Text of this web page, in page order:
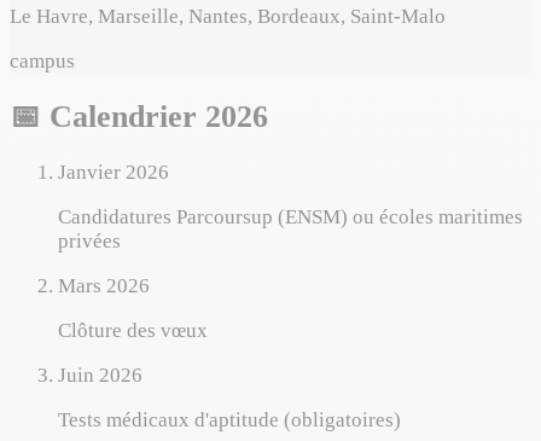
Le Havre, Marseille, Nantes, Bordeaux, Saint-Malo
campus
📅 Calendrier 2026
Janvier 2026
Candidatures Parcoursup (ENSM) ou écoles maritimes
privées
Mars 2026
Clôture des vœux
Juin 2026
Tests médicaux d'aptitude (obligatoires)